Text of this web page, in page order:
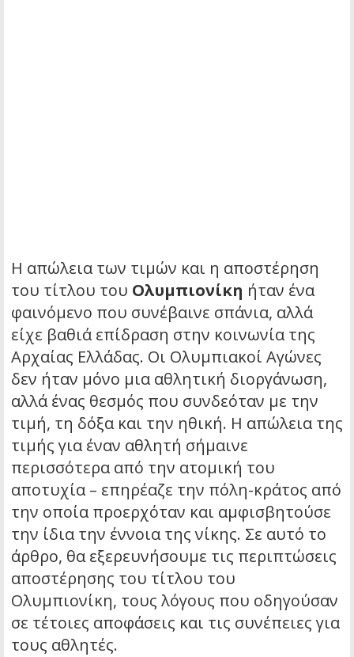
Η απώλεια των τιμών και η αποστέρηση
του τίτλου του Ολυμπιονίκη ήταν ένα
φαινόμενο που συνέβαινε σπάνια, αλλά
είχε βαθιά επίδραση στην κοινωνία της
Αρχαίας Ελλάδας. Οι Ολυμπιακοί Αγώνες
δεν ήταν μόνο μια αθλητική διοργάνωση,
αλλά ένας θεσμός που συνδεόταν με την
τιμή, τη δόξα και την ηθική. Η απώλεια της
τιμής για έναν αθλητή σήμαινε
περισσότερα από την ατομική του
αποτυχία – επηρέαζε την πόλη-κράτος από
την οποία προερχόταν και αμφισβητούσε
την ίδια την έννοια της νίκης. Σε αυτό το
άρθρο, θα εξερευνήσουμε τις περιπτώσεις
αποστέρησης του τίτλου του
Ολυμπιονίκη, τους λόγους που οδηγούσαν
σε τέτοιες αποφάσεις και τις συνέπειες για
τους αθλητές.